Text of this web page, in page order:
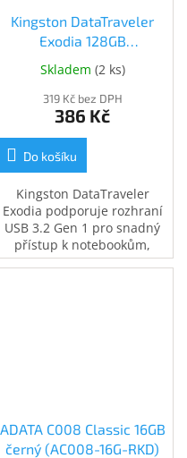
Kingston DataTraveler
Exodia 128GB
(DTX/128GB)
Skladem (2 ks)
319 Kč bez DPH
386 Kč
Do košíku
Kingston DataTraveler
Exodia podporuje rozhraní
USB 3.2 Gen 1 pro snadný
přístup k notebookům,
stolním počítačům,
ADATA C008 Classic 16GB
černý (AC008-16G-RKD)